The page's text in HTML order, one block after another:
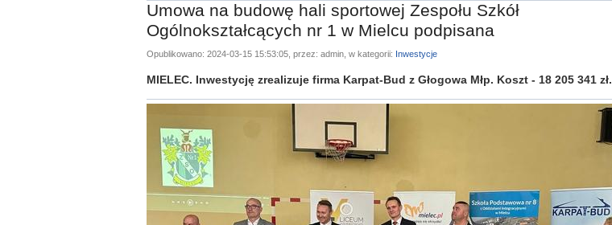
Umowa na budowę hali sportowej Zespołu Szkół
Ogólnokształcących nr 1 w Mielcu podpisana
Opublikowano: 2024-03-15 15:53:05, przez: admin, w kategorii: Inwestycje
MIELEC. Inwestycję zrealizuje firma Karpat-Bud z Głogowa Młp. Koszt - 18 205 341 zł.